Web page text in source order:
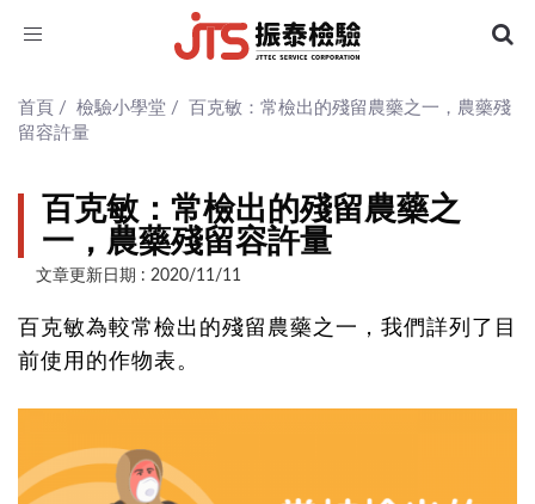
Toggle
首頁 / 檢驗小學堂 /
百克敏：常檢出的殘留農藥之一，農藥殘
留容許量
百克敏：常檢出的殘留農藥之
一，農藥殘留容許量
文章更新日期 : 2020/11/11
百克敏為較常檢出的殘留農藥之一，我們詳列了目
前使用的作物表。